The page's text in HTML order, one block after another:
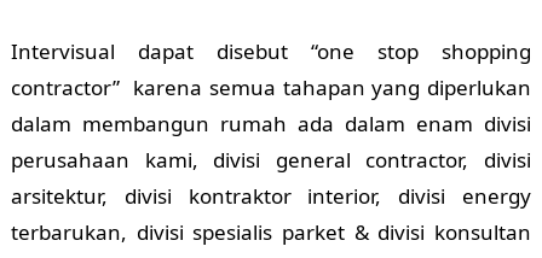
Intervisual dapat disebut “one stop shopping
contractor” karena semua tahapan yang diperlukan
dalam membangun rumah ada dalam enam divisi
perusahaan kami, divisi general contractor, divisi
arsitektur, divisi kontraktor interior, divisi energy
terbarukan, divisi spesialis parket & divisi konsultan